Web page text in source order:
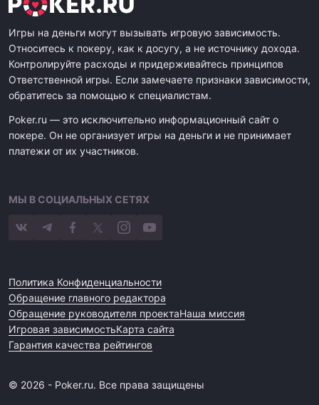
Игры на деньги могут вызывать игровую зависимость.
Относитесь к покеру, как к досугу, а не источнику дохода.
Контролируйте расходы и придерживайтесь принципов
Ответственной игры. Если замечаете признаки зависимости,
обратитесь за помощью к специалистам.
Poker.ru — это исключительно информационный сайт о
покере. Он не организует игры на деньги и не принимает
платежи от их участников.
МЫ В СОЦИАЛЬНЫХ СЕТЯХ
Политика Конфиденциальности
Обращение главного редактора
Обращение руководителя проектаНаша миссия
Игровая зависимостьКарта сайта
Гарантия качества рейтингов
© 2026 - Poker.ru. Все права защищены